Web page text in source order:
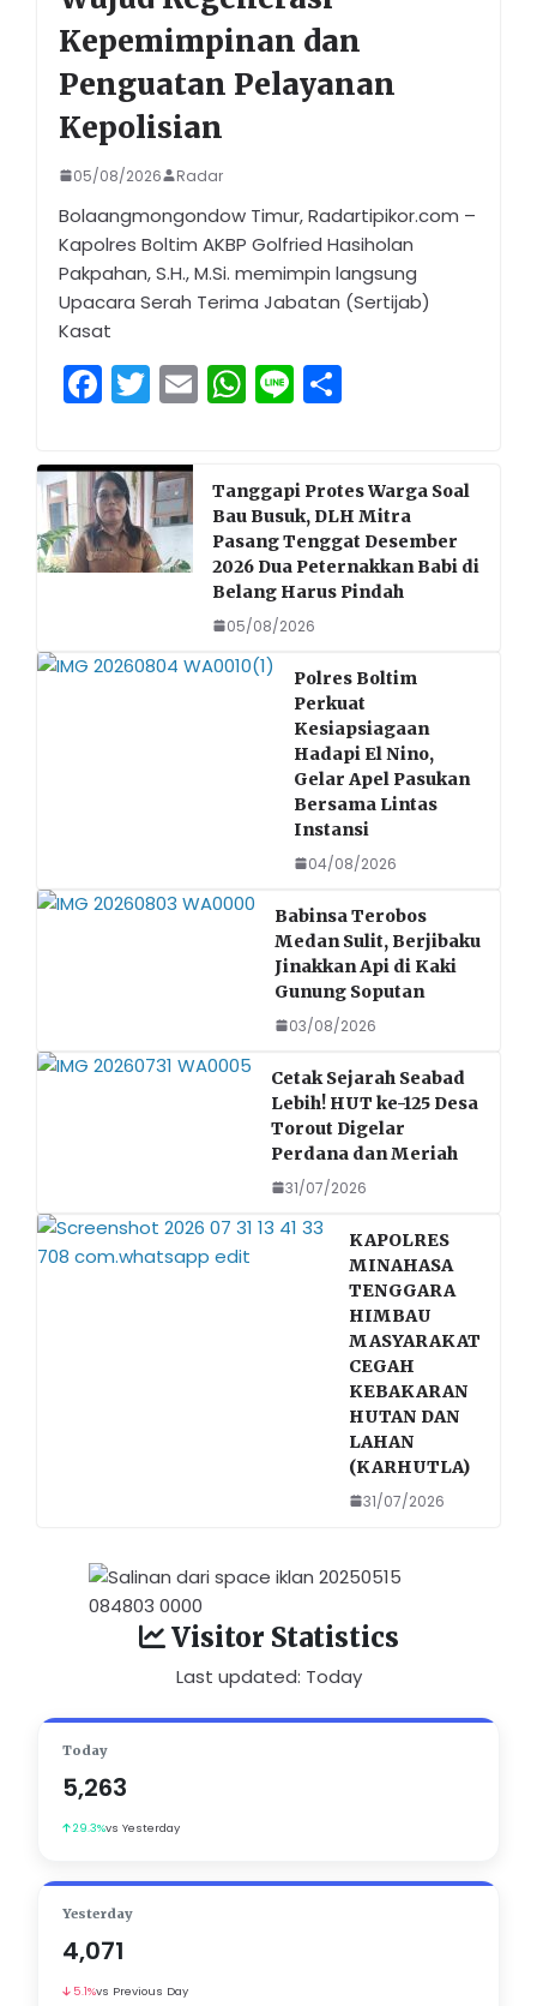
Kepemimpinan dan
Penguatan Pelayanan
Kepolisian
05/08/2026 Radar
Bolaangmongondow Timur, Radartipikor.com –
Kapolres Boltim AKBP Golfried Hasiholan
Pakpahan, S.H., M.Si. memimpin langsung
Upacara Serah Terima Jabatan (Sertijab)
Kasat
F
a
c
e
b
o
k
T
w
itt
er
E
m
W
h
ts
A
p
p
Li
n
e
Tanggapi Protes Warga Soal
Bau Busuk, DLH Mitra
Pasang Tenggat Desember
2026 Dua Peternakkan Babi di
Belang Harus Pindah
05/08/2026
Polres Boltim
Perkuat
Kesiapsiagaan
Hadapi El Nino,
Gelar Apel Pasukan
Bersama Lintas
Instansi
04/08/2026
Babinsa Terobos
Medan Sulit, Berjibaku
Jinakkan Api di Kaki
Gunung Soputan
03/08/2026
Cetak Sejarah Seabad
Lebih! HUT ke-125 Desa
Torout Digelar
Perdana dan Meriah
31/07/2026
KAPOLRES
MINAHASA
TENGGARA
HIMBAU
MASYARAKAT
CEGAH
KEBAKARAN
HUTAN DAN
LAHAN
(KARHUTLA)
31/07/2026
Visitor Statistics
Last updated: Today
Today
5,263
29.3%vs Yesterday
Yesterday
4,071
5.1%vs Previous Day